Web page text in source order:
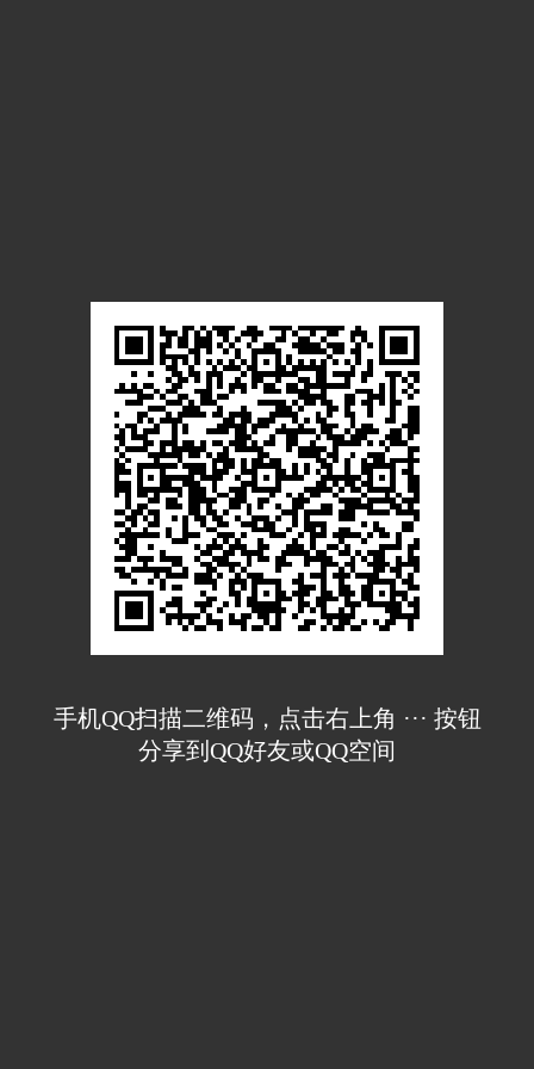
手机QQ扫描二维码，点击右上角 ··· 按钮
分享到QQ好友或QQ空间